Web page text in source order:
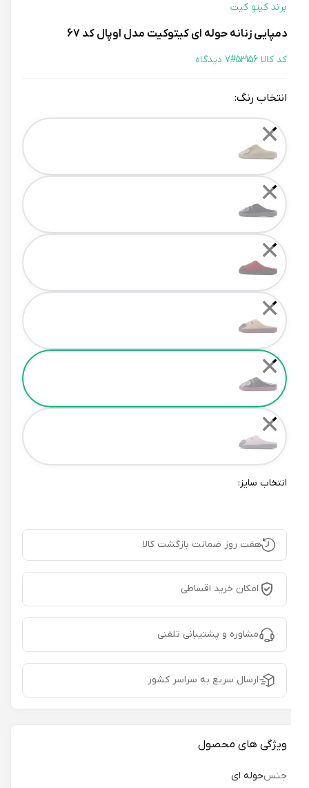
برند کیتو کیت
دمپایی زنانه حوله ای کیتوکیت مدل اوپال کد 67
کد کالا 53156# 7 دیدگاه
انتخاب رنگ:
Color
✕
✕
✕
✕
✕
✕
انتخاب سایز:
هفت روز ضمانت بازگشت کالا
امکان خرید اقساطی
مشاوره و پشتیبانی تلفنی
ارسال سریع به سراسر کشور
ویژگی های محصول
جنسحوله ای